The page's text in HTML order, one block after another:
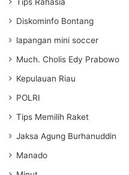
Diskominfo Bontang
lapangan mini soccer
Much. Cholis Edy Prabowo
Kepulauan Riau
POLRI
Tips Memilih Raket
Jaksa Agung Burhanuddin
Manado